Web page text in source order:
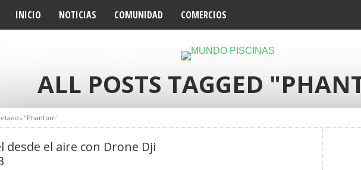
INICIO NOTICIAS COMUNIDAD COMERCIOS
ALL POSTS TAGGED
"Phantom"
desde el aire con Drone Dji